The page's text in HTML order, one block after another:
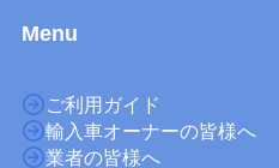
Menu
ご利用ガイド
輸入車オーナーの皆様へ
業者の皆様へ